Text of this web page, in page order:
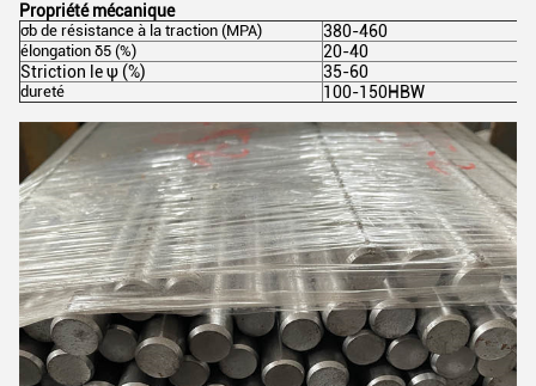
Propriété mécanique
σb de résistance à la traction (MPA) 380-460
élongation δ5 (%)
20-40
Striction leψ (%) 35-60
dureté 100-150HBW